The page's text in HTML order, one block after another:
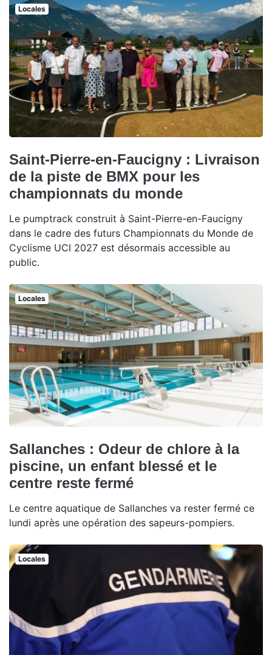
Locales
Saint-Pierre-en-Faucigny : Livraison
de la piste de BMX pour les
championnats du monde
Le pumptrack construit à Saint-Pierre-en-Faucigny
dans le cadre des futurs Championnats du Monde de
Cyclisme UCI 2027 est désormais accessible au
public.
Locales
Sallanches : Odeur de chlore à la
piscine, un enfant blessé et le
centre reste fermé
Le centre aquatique de Sallanches va rester fermé ce
lundi après une opération des sapeurs-pompiers.
Locales